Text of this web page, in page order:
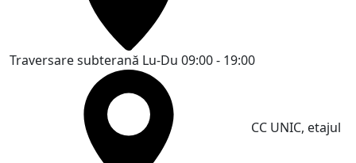
Traversare subterană Lu-Du 09:00 - 19:00
CC UNIC, etajul